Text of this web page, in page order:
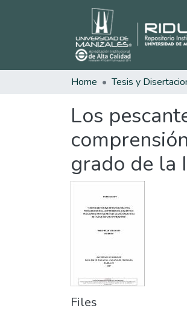
Home Tesis y
Los
grado de la
Files